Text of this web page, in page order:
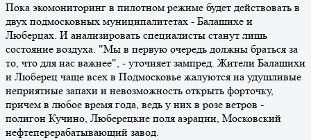
Пока экомониторинг в пилотном режиме будет действовать в
двух подмосковных муниципалитетах - Балашихе и
Люберцах. И анализировать специалисты станут лишь
состояние воздуха. "Мы в первую очередь должны браться за
то, что для нас важнее", - уточняет зампред. Жители Балашихи
и Люберец чаще всех в Подмосковье жалуются на удушливые
неприятные запахи и невозможность открыть форточку,
причем в любое время года, ведь у них в розе ветров -
полигон Кучино, Люберецкие поля аэрации, Московский
нефтеперерабатывающий завод.